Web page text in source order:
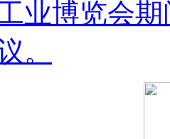
业博览会
。